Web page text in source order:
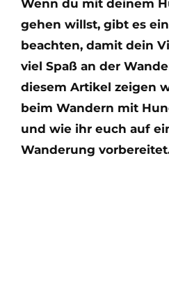
Wenn du mit deinem
gehen willst, gibt es
beachten, damit dein
viel Spaß an der
diesem Artikel zeigen
beim Wandern mit
und wie ihr euch auf
Wanderung